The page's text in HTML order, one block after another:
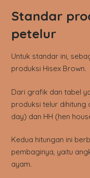
Standar
petelur
Untuk standar ini,
produksi Hisex Brown.
Dari grafik dan tabel
produksi telur dihitung
day) dan HH (hen
Kedua hitungan ini
pembaginya, yaitu
ayam.